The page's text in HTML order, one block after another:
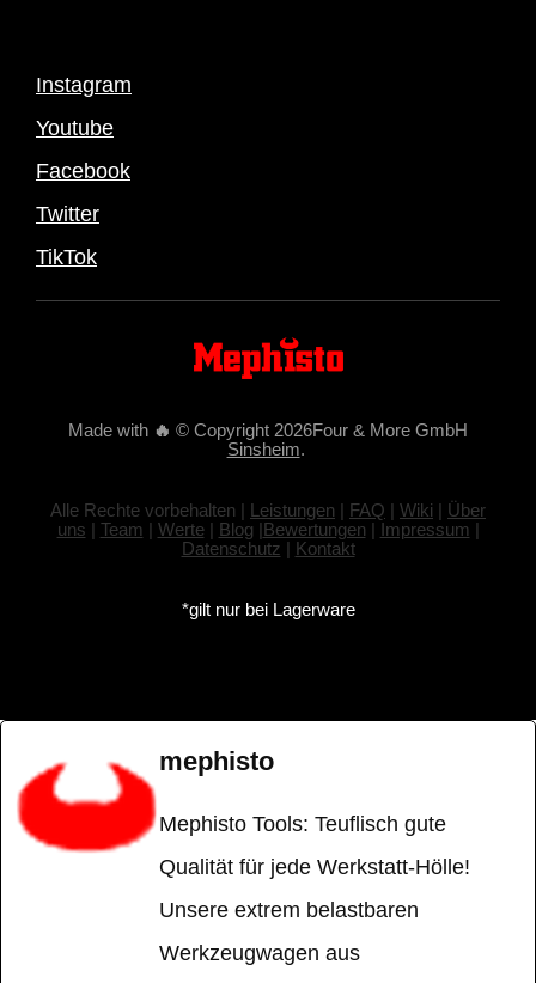
Instagram
Youtube
Facebook
Twitter
TikTok
Made with 🔥 © Copyright 2026Four & More GmbH
Sinsheim.
Alle Rechte vorbehalten | Leistungen | FAQ | Wiki | Über
uns | Team | Werte| Blog |Bewertungen | Impressum |
Datenschutz | Kontakt
*gilt nur bei Lagerware
mephisto
Mephisto Tools: Teuflisch gute
Qualität für jede Werkstatt-Hölle!
Unsere extrem belastbaren
Werkzeugwagen aus